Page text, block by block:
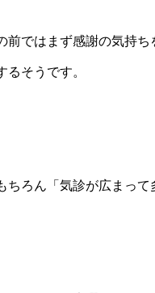
ではまず感謝の気持ち
るそうです。
ろん「気診が広まって